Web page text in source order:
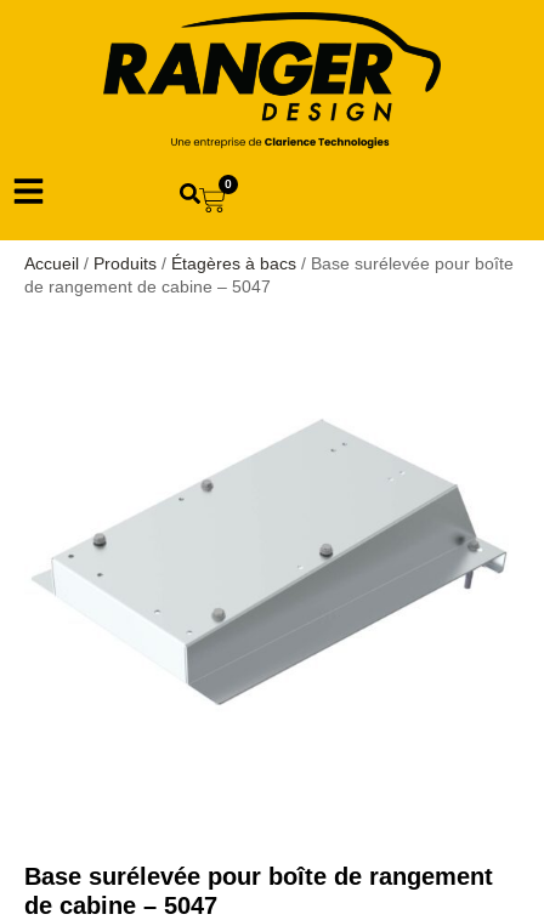
0
Accueil / Produits / Étagères à bacs / Base surélevée pour boîte
de rangement de cabine – 5047
Base surélevée pour boîte de rangement
de cabine – 5047